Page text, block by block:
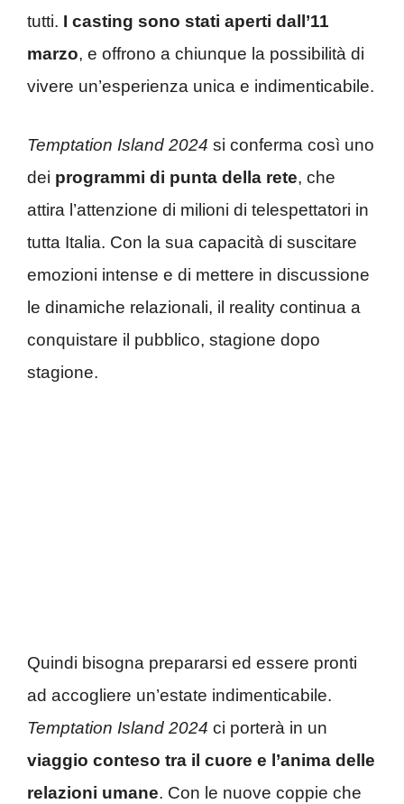
tutti. I casting sono stati aperti dall’11
marzo, e offrono a chiunque la possibilità di
vivere un’esperienza unica e indimenticabile.
Temptation Island 2024 si conferma così uno
dei programmi di punta della rete, che
attira l’attenzione di milioni di telespettatori in
tutta Italia. Con la sua capacità di suscitare
emozioni intense e di mettere in discussione
le dinamiche relazionali, il reality continua a
conquistare il pubblico, stagione dopo
stagione.
Quindi bisogna prepararsi ed essere pronti
ad accogliere un’estate indimenticabile.
Temptation Island 2024 ci porterà in un
viaggio conteso tra il cuore e l’anima delle
relazioni umane. Con le nuove coppie che